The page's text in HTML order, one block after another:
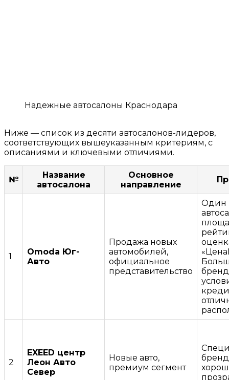
Надежные автосалоны Краснодара
Ниже — список из десяти автосалонов-лидеров,
соответствующих вышеуказанным критериям, с
описаниями и ключевыми отличиями.
№
Название
автосалона
Основное
направление
1
Omoda Юг-
Авто
Продажа новых
автомобилей,
официальное
представительство
Один
2
EXEED центр
Леон Авто
Север
Новые авто,
премиум сегмент